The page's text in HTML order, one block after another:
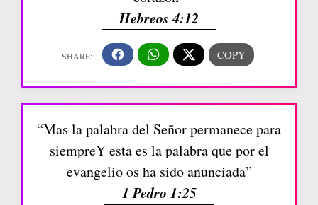
Hebreos 4:12
“Mas la palabra del Señor permanece para
siempreY esta es la palabra que por el
evangelio os ha sido anunciada”
1 Pedro 1:25